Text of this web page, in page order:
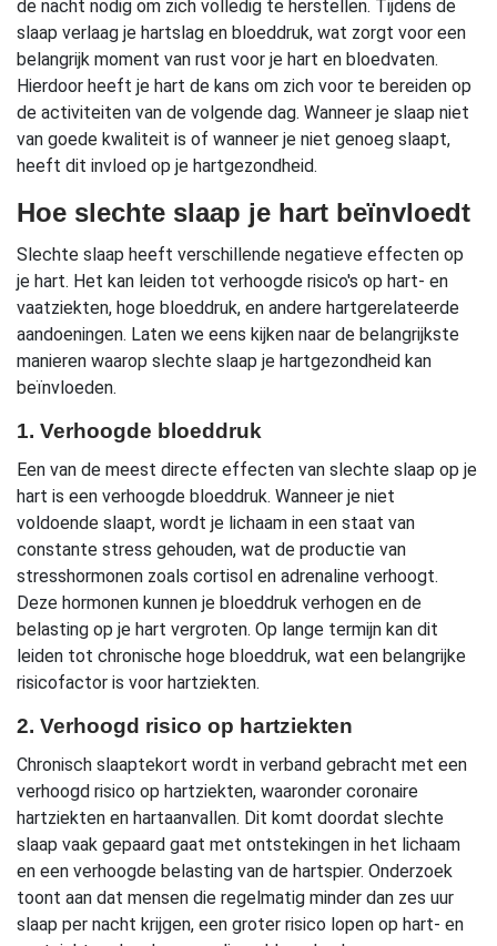
de nacht nodig om zich volledig te herstellen. Tijdens de
slaap verlaag je hartslag en bloeddruk, wat zorgt voor een
belangrijk moment van rust voor je hart en bloedvaten.
Hierdoor heeft je hart de kans om zich voor te bereiden op
de activiteiten van de volgende dag. Wanneer je slaap niet
van goede kwaliteit is of wanneer je niet genoeg slaapt,
heeft dit invloed op je hartgezondheid.
Hoe slechte slaap je hart beïnvloedt
Slechte slaap heeft verschillende negatieve effecten op
je hart. Het kan leiden tot verhoogde risico's op hart- en
vaatziekten, hoge bloeddruk, en andere hartgerelateerde
aandoeningen. Laten we eens kijken naar de belangrijkste
manieren waarop slechte slaap je hartgezondheid kan
beïnvloeden.
1. Verhoogde bloeddruk
Een van de meest directe effecten van slechte slaap op je
hart is een verhoogde bloeddruk. Wanneer je niet
voldoende slaapt, wordt je lichaam in een staat van
constante stress gehouden, wat de productie van
stresshormonen zoals cortisol en adrenaline verhoogt.
Deze hormonen kunnen je bloeddruk verhogen en de
belasting op je hart vergroten. Op lange termijn kan dit
leiden tot chronische hoge bloeddruk, wat een belangrijke
risicofactor is voor hartziekten.
2. Verhoogd risico op hartziekten
Chronisch slaaptekort wordt in verband gebracht met een
verhoogd risico op hartziekten, waaronder coronaire
hartziekten en hartaanvallen. Dit komt doordat slechte
slaap vaak gepaard gaat met ontstekingen in het lichaam
en een verhoogde belasting van de hartspier. Onderzoek
toont aan dat mensen die regelmatig minder dan zes uur
slaap per nacht krijgen, een groter risico lopen op hart- en